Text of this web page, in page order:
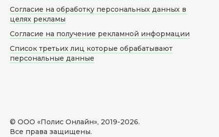
© ООО «Полис Онлайн», 2019-2026.
Все права защищены.
Согласие на обработку персональных данных в
целях рекламы
Согласие на получение рекламной информации
Список третьих лиц которые обрабатывают
персональные данные